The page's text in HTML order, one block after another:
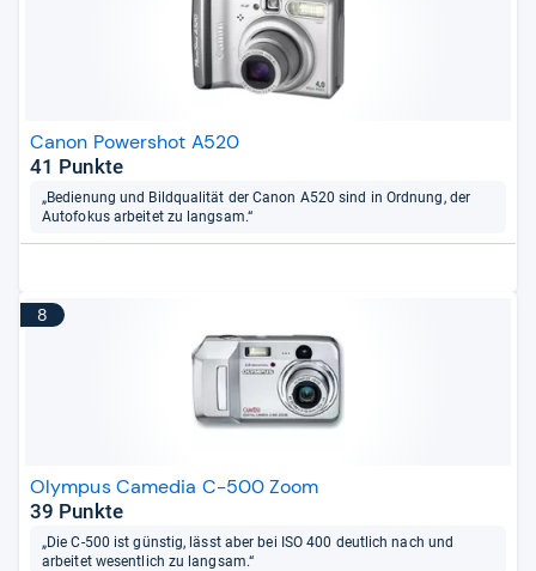
Canon Powershot A520
41 Punkte
„Bedienung und Bildqualität der Canon A520 sind in Ordnung, der
Autofokus arbeitet zu langsam.“
8
Olympus Camedia C-500 Zoom
39 Punkte
„Die C-500 ist günstig, lässt aber bei ISO 400 deutlich nach und
arbeitet wesentlich zu langsam.“